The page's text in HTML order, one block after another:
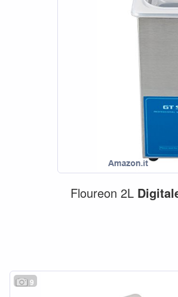
Floureon 2L
9